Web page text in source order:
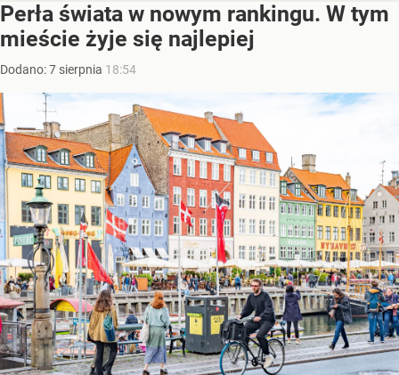
Perła świata w nowym rankingu. W tym
mieście żyje się najlepiej
Dodano:7 sierpnia 18:54